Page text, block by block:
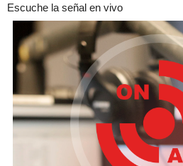
Escuche la señal en vivo